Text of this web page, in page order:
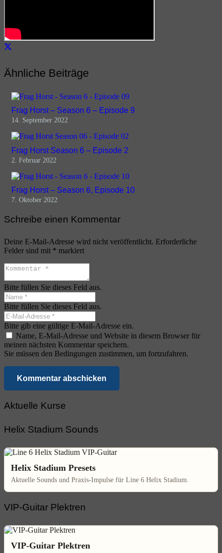
Ähnliche Beiträge
Frag Horst – Season 6 – Episode 9
14. September 2022
Frag Horst Season 6 – Episode 2
2. Februar 2022
Frag Horst – Season 6, Episode 10
7. Oktober 2022
Schreibe einen Kommentar
Deine E-Mail-Adresse wird nicht veröffentlicht. Erforderliche
Felder sind mit * markiert
Bitte füllen Sie dieses Feld aus.
Bitte füllen Sie dieses Feld aus.
Bitte gib eine gültige E-Mail-Adresse ein.
Name, E-Mail-Adresse und Website in diesem Browser für
meinen nächsten Kommentar speichern.
Sie müssen den Bedingungen zustimmen, um fortzufahren.
Kommentar abschicken
Aktuelle Kurse
Helix Stadium Sounds
Helix Stadium Presets
Aktuelle Sounds und Praxis-Impulse für Line 6 Helix Stadium.
VIP-Guitar Plektren
VIP-Guitar Plektren